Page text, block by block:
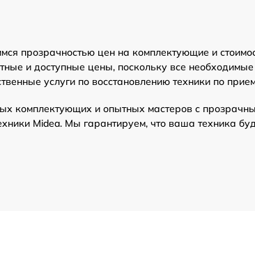
прозрачностью цен на комплектующие и
и доступные цены, поскольку все
услуги по восстановлению техники по
комплектующих и опытных мастеров с
Midea. Мы гарантируем, что ваша техника